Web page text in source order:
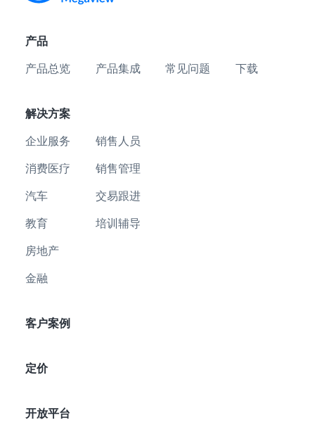
产品
产品总览 产品集成 常见问题 下载
解决方案
企业服务
消费医疗
汽车
教育
房地产
金融
销售人员
销售管理
交易跟进
培训辅导
客户案例
定价
开放平台